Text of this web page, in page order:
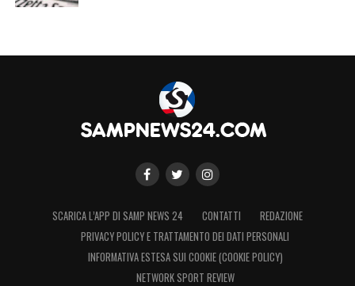
SCARICA L’APP DI SAMP NEWS 24 CONTATTI
REDAZIONE
PRIVACY POLICY E TRATTAMENTO DEI DATI PERSONALI
INFORMATIVA ESTESA SUI COOKIE (COOKIE POLICY)
NETWORK SPORT REVIEW